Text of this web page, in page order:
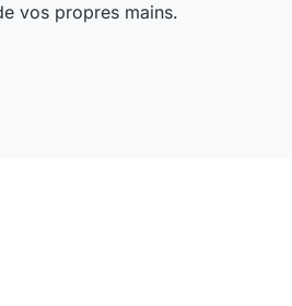
vos propres mains.